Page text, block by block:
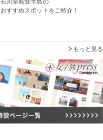
おすすめスポットをご紹介！
もっと見る